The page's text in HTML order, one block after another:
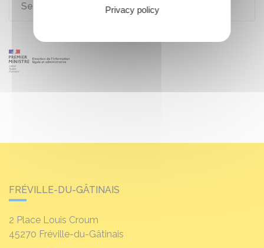
Se pacser
FRÉVILLE-DU-GÂTINAIS
2 Place Louis Croum
45270 Fréville-du-Gâtinais
Privacy policy